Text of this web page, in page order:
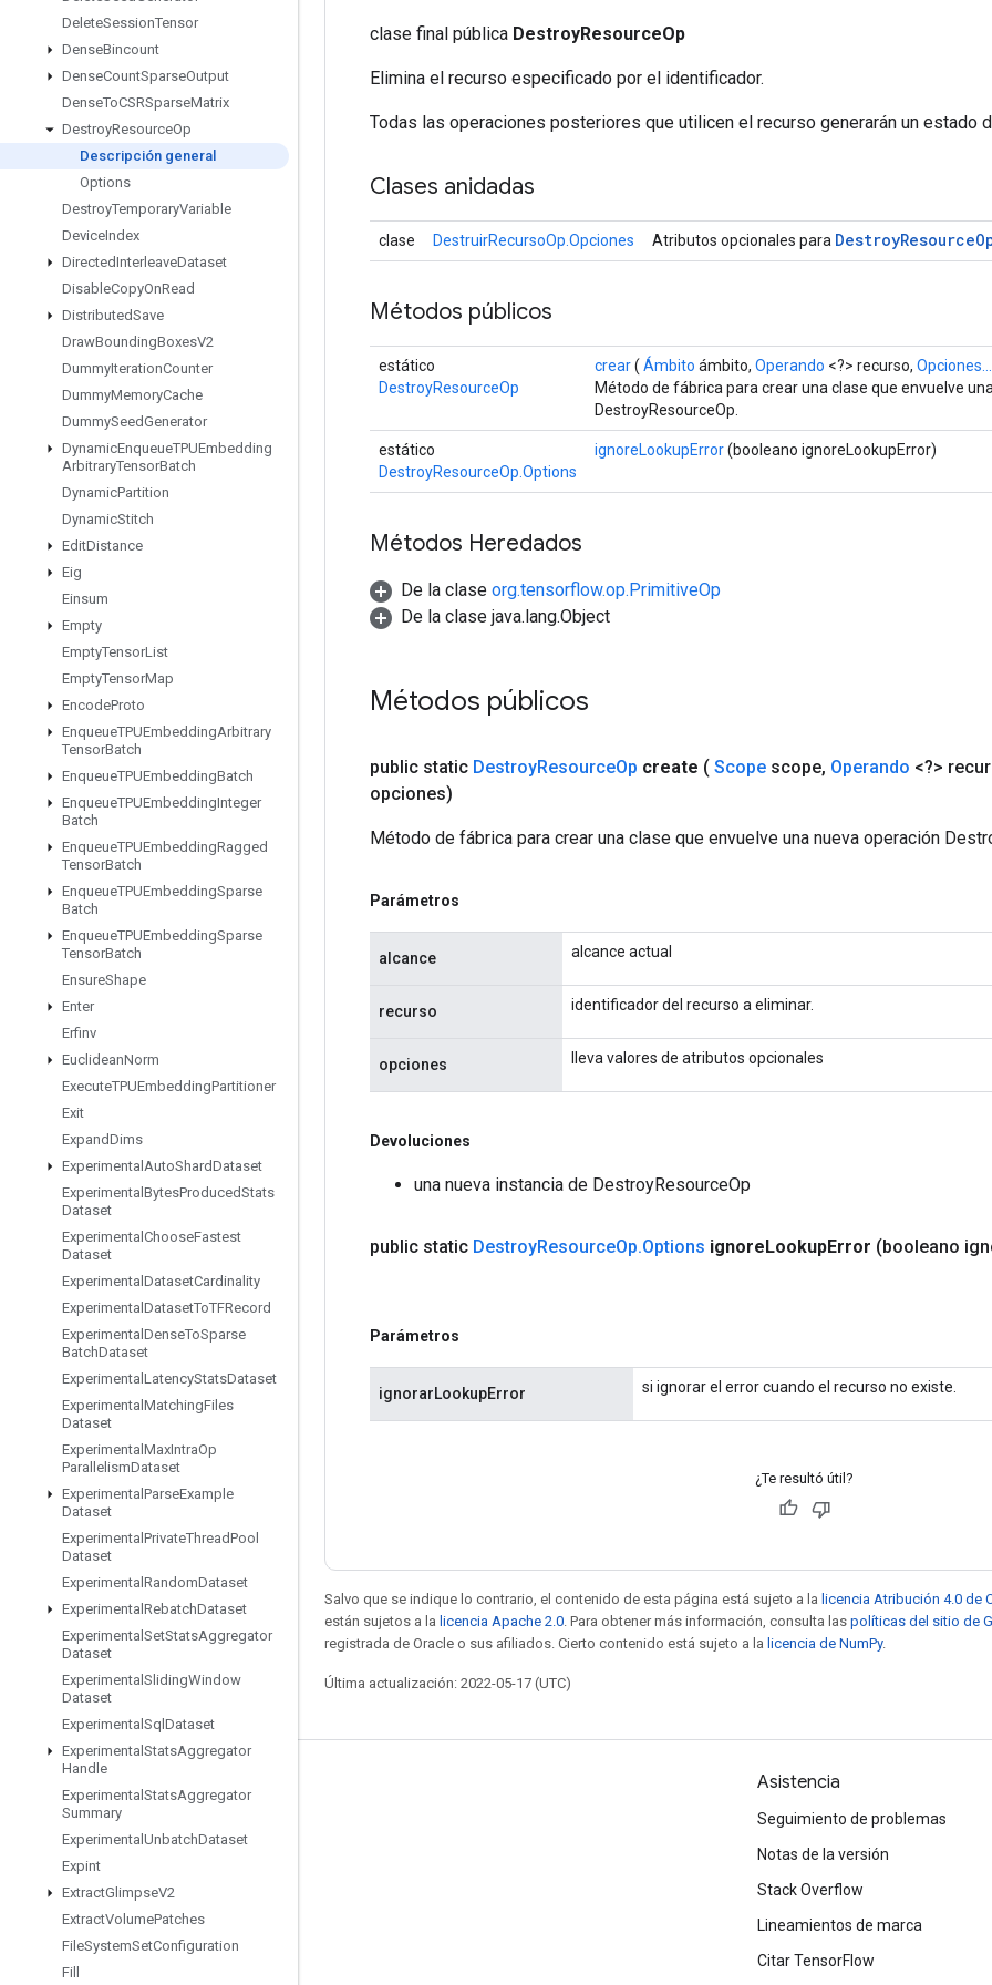
DeleteSessionTensor
DenseBincount
DenseCountSparseOutput
DenseToCSRSparseMatrix
DestroyResourceOp
Descripción general
Options
DestroyTemporaryVariable
DeviceIndex
DirectedInterleaveDataset
DisableCopyOnRead
DistributedSave
DrawBoundingBoxesV2
DummyIterationCounter
DummyMemoryCache
DummySeedGenerator
DynamicEnqueueTPUEmbedding
ArbitraryTensorBatch
DynamicPartition
DynamicStitch
EditDistance
Eig
Einsum
Empty
EmptyTensorList
EmptyTensorMap
EncodeProto
EnqueueTPUEmbeddingArbitrary
TensorBatch
EnqueueTPUEmbeddingBatch
EnqueueTPUEmbeddingInteger
Batch
EnqueueTPUEmbeddingRagged
TensorBatch
EnqueueTPUEmbeddingSparse
Batch
EnqueueTPUEmbeddingSparse
TensorBatch
EnsureShape
Enter
Erfinv
EuclideanNorm
ExecuteTPUEmbeddingPartitioner
Exit
ExpandDims
Experimental AutoShardDataset
Experimental BytesProducedStats
Dataset
Experimental ChooseFastest
Dataset
Experimental DatasetCardinality
Experimental DatasetToTFRecord
Experimental DenseToSparse
BatchDataset
Experimental LatencyStatsDataset
Experimental MatchingFiles
Dataset
Experimental MaxIntraOp
ParallelismDataset
Experimental ParseExample
Dataset
Experimental PrivateThreadPool
Dataset
Experimental RandomDataset
Experimental RebatchDataset
Experimental SetStatsAggregator
Dataset
Experimental SlidingWindow
Dataset
Experimental Sql Dataset
Experimental StatsAggregator
Handle
Experimental StatsAggregator
Summary
Experimental UnbatchDataset
Expint
ExtractGlimpseV2
ExtractVolumePatches
FileSystemSetConfiguration
Fill
clase final pública DestroyResourceOp
Elimina el recurso especificado por el identificador.
Todas las operaciones posteriores que utilicen el recurso generarán un estado
Clases anidadas
clase DestruirRecursoOp.Opciones Atributos opcionales para DestroyResource
Métodos públicos
estático
DestroyResourceOp
crear( Ámbito ámbito, Operando <?> recurso, Opciones...
Método de fábrica para crear una clase que envuelve
DestroyResourceOp.
estático
DestroyResourceOp.Options
ignoreLookupError(booleano ignoreLookupError)
Métodos Heredados
De la clase org.tensorflow.op.PrimitiveOp
De la clase java.lang.Object
Métodos públicos
public static DestroyResourceOp create ( Scope scope, Operando <?>
opciones)
Método de fábrica para crear una clase que envuelve una nueva operación
Parámetros
alcance alcance actual
recurso identificador del recurso a eliminar.
opciones lleva valores de atributos opcionales
Devoluciones
una nueva instancia de DestroyResourceOp
public static DestroyResourceOp.Options ignoreLookupError (booleano
Parámetros
ignorarLookupError si ignorar el error cuando el recurso no existe.
¿Te resultó útil?
Salvo que se indique lo contrario, el contenido de esta página está sujeto a la licencia Atribución 4.0 de
están sujetos a la licencia Apache 2.0 . Para obtener más información, consulta las políticas del sitio de
registrada de Oracle o sus afiliados. Cierto contenido está sujeto a la licencia de NumPy.
Última actualización: 2022-05-17 (UTC)
GitHub
Twitter
Asistencia
Seguimiento de problemas
Notas de la versión
Stack Overflow
Lineamientos de marca
Citar TensorFlow